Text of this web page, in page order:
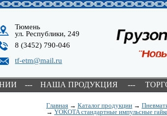
Тюмень
ул. Республики, 249
8 (3452) 790-046
tf-etm@mail.ru
--- НАША ПРОДУКЦИЯ ---
Главная → Каталог продукции →
→ YOKOTA стандартные импульсные